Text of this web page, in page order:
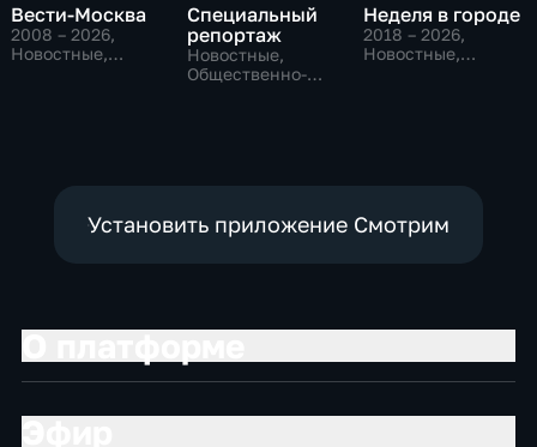
Вести-Москва
2008 – 2026,
Новостные,
Специальный
репортаж
Новостные,
Общественно-
Неделя в городе
2018 – 2026,
Новостные,
Установить приложение Смотрим